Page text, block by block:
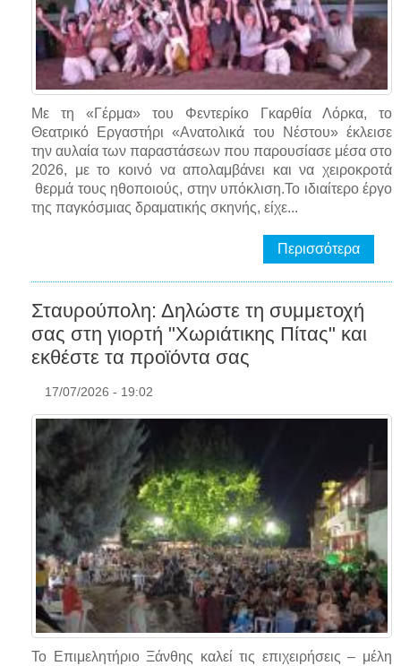
Με τη «Γέρμα» του Φεντερίκο Γκαρθία Λόρκα, το
Θεατρικό Εργαστήρι «Ανατολικά του Νέστου» έκλεισε
την αυλαία των παραστάσεων που παρουσίασε μέσα στο
2026, με το κοινό να απολαμβάνει και να χειροκροτά
θερμά τους ηθοποιούς, στην υπόκλιση.Το ιδιαίτερο έργο
της παγκόσμιας δραματικής σκηνής, είχε...
Περισσότερα
Σταυρούπολη: Δηλώστε τη συμμετοχή
σας στη γιορτή "Χωριάτικης Πίτας" και
εκθέστε τα προϊόντα σας
17/07/2026 - 19:02
Το Επιμελητήριο Ξάνθης καλεί τις επιχειρήσεις – μέλη